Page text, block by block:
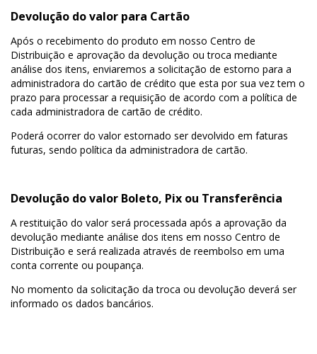
Devolução do valor para Cartão
Após o recebimento do produto em nosso Centro de
Distribuição e aprovação da devolução ou troca mediante
análise dos itens, enviaremos a solicitação de estorno para a
administradora do cartão de crédito que esta por sua vez tem o
prazo para processar a requisição de acordo com a política de
cada administradora de cartão de crédito.
Poderá ocorrer do valor estornado ser devolvido em faturas
futuras, sendo política da administradora de cartão.
Devolução do valor Boleto, Pix ou Transferência
A restituição do valor será processada após a aprovação da
devolução mediante análise dos itens em nosso Centro de
Distribuição e será realizada através de reembolso em uma
conta corrente ou poupança.
No momento da solicitação da troca ou devolução deverá ser
informado os dados bancários.